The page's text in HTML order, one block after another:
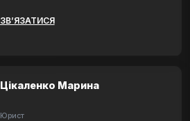
ЗВ’ЯЗАТИСЯ
Цікаленко Марина
Юрист